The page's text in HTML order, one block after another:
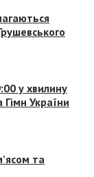
у хвилину
України
та